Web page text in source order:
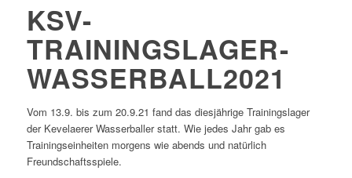
KSV-
TRAININGSLAGER-
WASSERBALL2021
Vom 13.9. bis zum 20.9.21 fand das diesjährige Trainingslager
der Kevelaerer Wasserballer statt. Wie jedes Jahr gab es
Trainingseinheiten morgens wie abends und natürlich
Freundschaftsspiele.